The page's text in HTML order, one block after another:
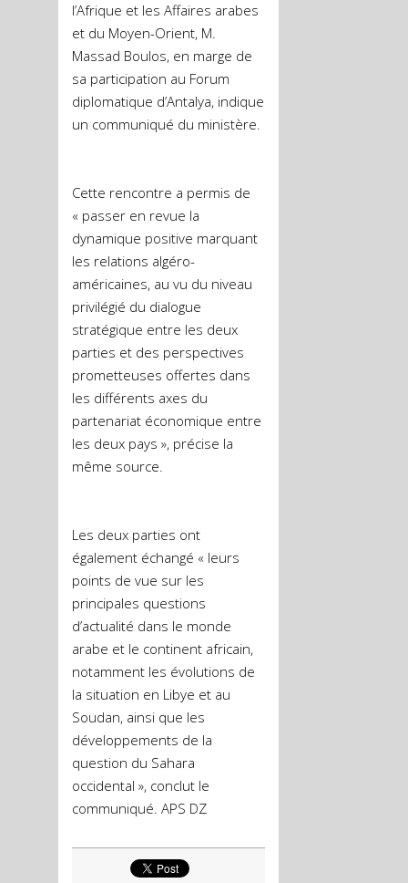
l’Afrique et les Affaires arabes
et du Moyen-Orient, M.
Massad Boulos, en marge de
sa participation au Forum
diplomatique d’Antalya, indique
un communiqué du ministère.
Cette rencontre a permis de
« passer en revue la
dynamique positive marquant
les relations algéro-
américaines, au vu du niveau
privilégié du dialogue
stratégique entre les deux
parties et des perspectives
prometteuses offertes dans
les différents axes du
partenariat économique entre
les deux pays », précise la
même source.
Les deux parties ont
également échangé « leurs
points de vue sur les
principales questions
d’actualité dans le monde
arabe et le continent africain,
notamment les évolutions de
la situation en Libye et au
Soudan, ainsi que les
développements de la
question du Sahara
occidental », conclut le
communiqué. APS DZ